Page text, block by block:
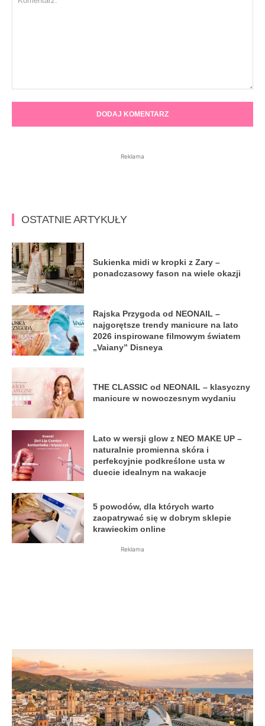
Reklama
OSTATNIE ARTYKUŁY
Sukienka midi w kropki z Zary –
ponadczasowy fason na wiele okazji
Rajska Przygoda od NEONAIL –
najgorętsze trendy manicure na lato
2026 inspirowane filmowym światem
„Vaiany” Disneya
THE CLASSIC od NEONAIL – klasyczny
manicure w nowoczesnym wydaniu
Lato w wersji glow z NEO MAKE UP –
naturalnie promienna skóra i
perfekcyjnie podkreślone usta w
duecie idealnym na wakacje
5 powodów, dla których warto
zaopatrywać się w dobrym sklepie
krawieckim online
Reklama